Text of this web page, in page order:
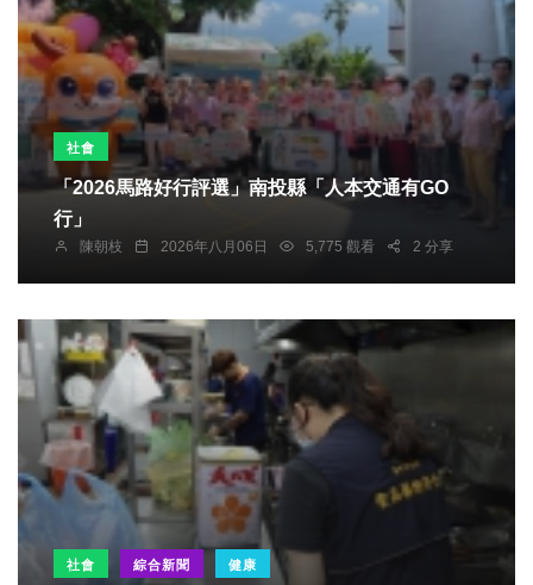
社會
「2026馬路好行評選」南投縣「人本交通有GO
行」
陳朝枝 2026年八月06日 5,775 觀看 2 分享
社會 綜合新聞 健康